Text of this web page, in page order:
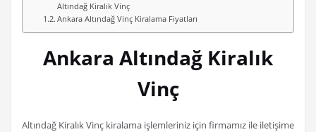
Altındağ Kiralık Vinç
Ankara Altındağ Vinç Kiralama Fiyatları
Ankara Altındağ Kiralık
Vinç
Altındağ Kiralık Vinç kiralama işlemleriniz için firmamız ile iletişime